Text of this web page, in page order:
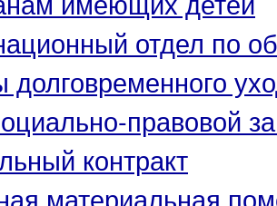
отдел по
долговременного
правовой
контракт
материальная